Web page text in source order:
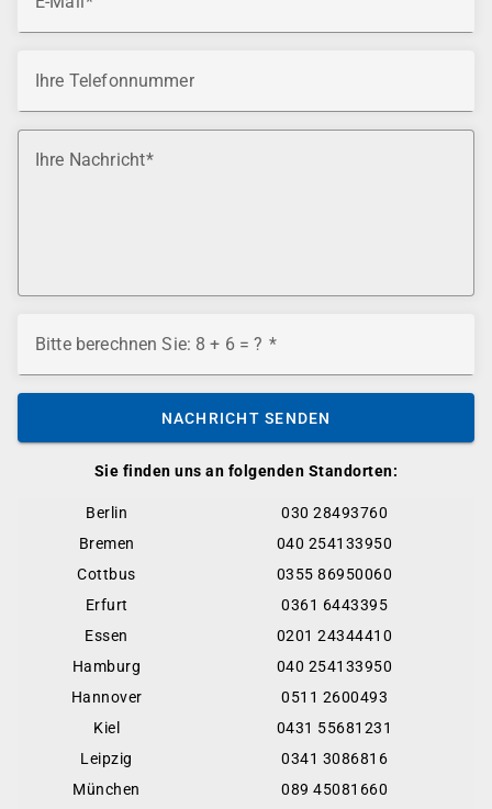
Sie finden uns an folgenden Standorten:
Berlin
030 28493760
Bremen
040 254133950
Cottbus
0355 86950060
Erfurt
0361 6443395
Essen
0201 24344410
Hamburg
040 254133950
Hannover
0511 2600493
Kiel
0431 55681231
Leipzig
0341 3086816
München
089 45081660
Ihre Telefonnummer
Ihre Nachricht
Bitte berechnen Sie: 8 + 6 = ?
NACHRICHT SENDEN